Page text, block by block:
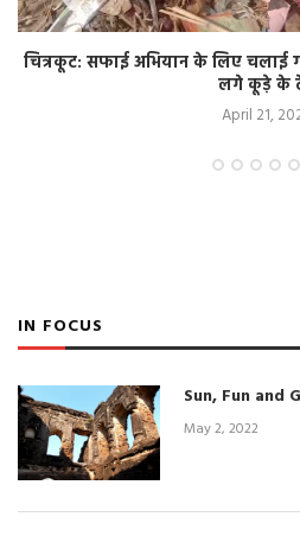
चित्रकूट: सफाई अभियान के लिए
लगे कूड़े के
April 21,
IN FOCUS
Sun, Fun and
May 2, 2022